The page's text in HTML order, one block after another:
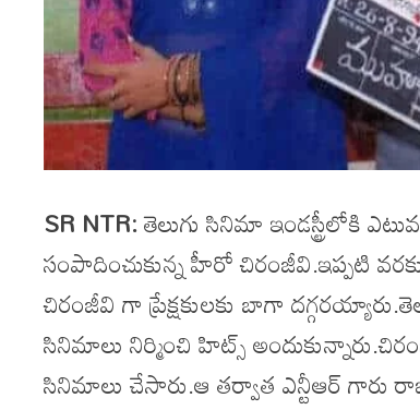
SR NTR:తెలుగు సినిమా ఇండస్ట్రీలోకి
సంపాదించుకున్న హీరో చిరంజీవి.ఇప్పటి
చిరంజీవి గా ప్రేక్షకులకు బాగా
సినిమాలు నిర్మించి హిట్స్
సినిమాలు చేసారు.ఆ తర్వాత ఎన్టీఆర్